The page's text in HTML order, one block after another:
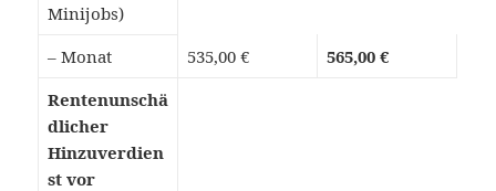
Minijobs)
– Monat
535,00 €
565,00 €
Rentenunschä
dlicher
Hinzuverdien
st vor